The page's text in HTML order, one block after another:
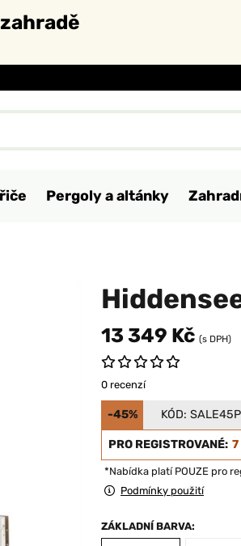
Pergoly a altánky
13 349 Kč (s DPH)
0 recenzí
-45% KÓD: SALE45P
PRO REGISTROVANÉ: 7
*Nabídka platí POUZE pro
Podmínky použití
ZÁKLADNÍ BARVA: